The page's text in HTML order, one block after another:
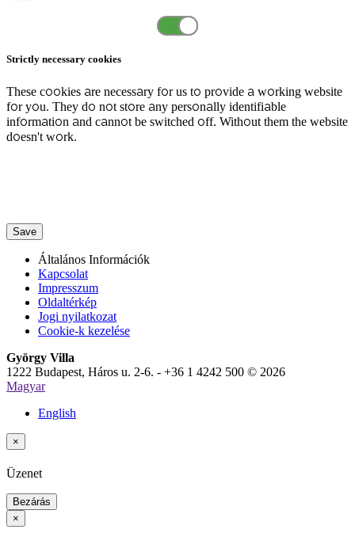
Strictly necessary cookies
These cookies are necessary for us to provide a working website
for you. They do not store any personally identifiable
information and cannot be switched off. Without them the website
doesn't work.
Save
Általános Információk
Kapcsolat
Impresszum
Oldaltérkép
Jogi nyilatkozat
Cookie-k kezelése
György Villa
1222 Budapest, Háros u. 2-6. - +36 1 4242 500 © 2026
Magyar
English
×
Üzenet
Bezárás
×